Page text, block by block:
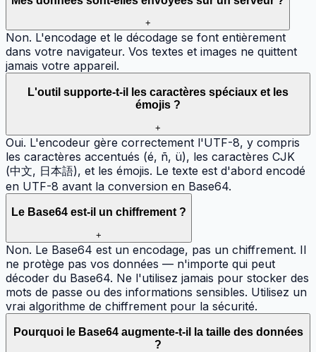
+
Non. L'encodage et le décodage se font entièrement
dans votre navigateur. Vos textes et images ne quittent
jamais votre appareil.
L'outil supporte-t-il les caractères spéciaux et les
émojis ?
+
Oui. L'encodeur gère correctement l'UTF-8, y compris
les caractères accentués (é, ñ, ü), les caractères CJK
(中文, 日本語), et les émojis. Le texte est d'abord encodé
en UTF-8 avant la conversion en Base64.
Le Base64 est-il un chiffrement ?
+
Non. Le Base64 est un encodage, pas un chiffrement. Il
ne protège pas vos données — n'importe qui peut
décoder du Base64. Ne l'utilisez jamais pour stocker des
mots de passe ou des informations sensibles. Utilisez un
vrai algorithme de chiffrement pour la sécurité.
Pourquoi le Base64 augmente-t-il la taille des données
?